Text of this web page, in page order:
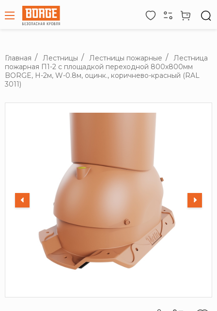
Главная Лестницы Лестницы пожарные
Лестница
пожарная П1-2 с площадкой переходной 800х800мм
BORGE, Н-2м, W-0.8м, оцинк., коричнево-красный (RAL
3011)